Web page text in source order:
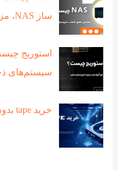
ساز NAS، مزایا و کاربردها
استوریج
سیستم‌های
خرید tape بدون واسطه از شرکت رسام